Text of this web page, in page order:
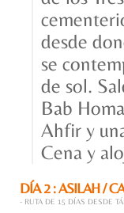
desde
se
de sol.
Bab
Ahfir y
Cena y
DÍA 2 : ASILAH /
- RUTA DE 15 DÍAS DESDE